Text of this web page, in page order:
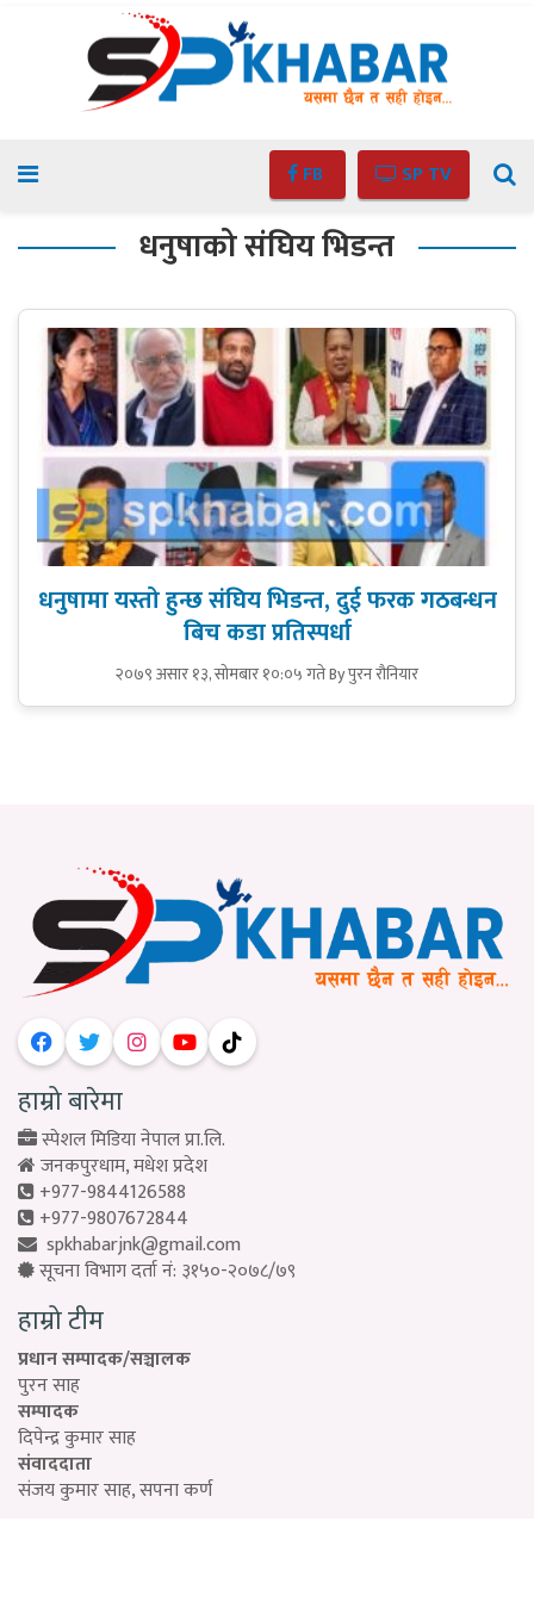
FB SP TV
धनुषाको संघिय भिडन्त
धनुषामा यस्तो हुन्छ संघिय भिडन्त, दुई फरक गठबन्धन
बिच कडा प्रतिस्पर्धा
२०७९ असार १३, सोमबार १०:०५ गतेBy पुरन रौनियार
हाम्रो बारेमा
स्पेशल मिडिया नेपाल प्रा.लि.
जनकपुरधाम, मधेश प्रदेश
+977-9844126588
+977-9807672844
spkhabarjnk@gmail.com
सूचना विभाग दर्ता नं: ३१५०-२०७८/७९
हाम्रो टीम
प्रधान सम्पादक/सञ्चालक
पुरन साह
सम्पादक
दिपेन्द्र कुमार साह
संवाददाता
संजय कुमार साह, सपना कर्ण